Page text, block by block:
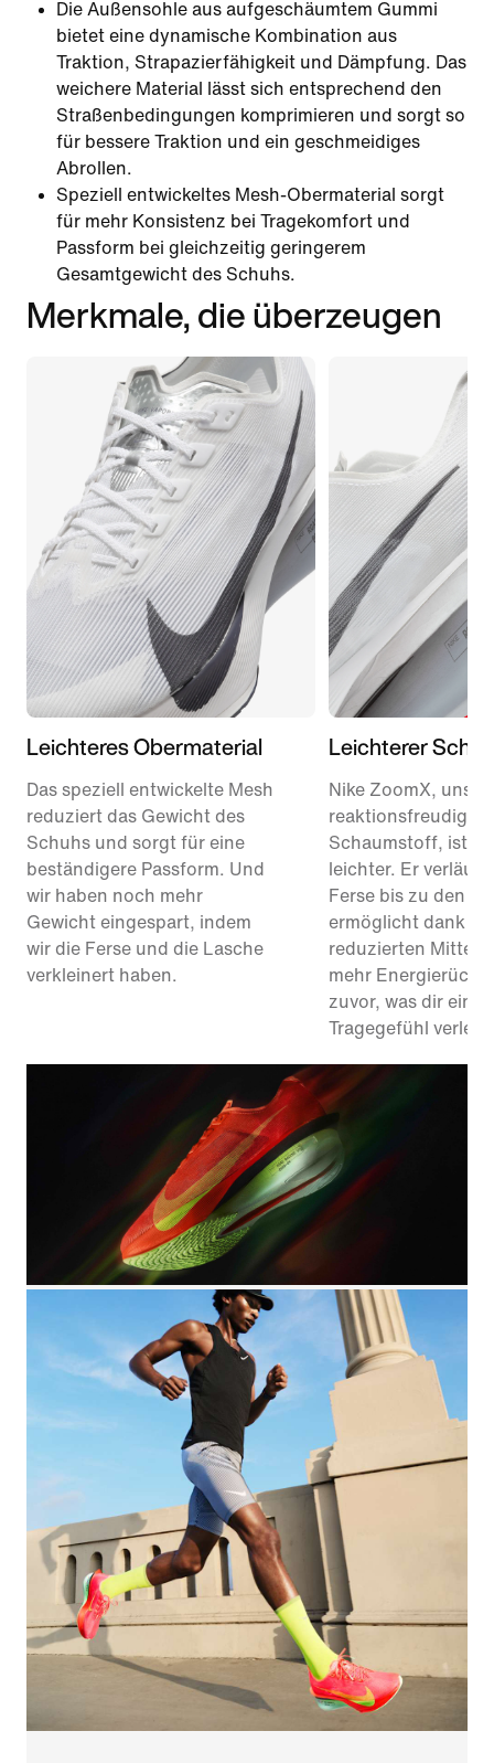
Die Außensohle aus aufgeschäumtem Gummi
bietet eine dynamische Kombination aus
Traktion, Strapazierfähigkeit und Dämpfung. Das
weichere Material lässt sich entsprechend den
Straßenbedingungen komprimieren und sorgt so
für bessere Traktion und ein geschmeidiges
Abrollen.
Speziell entwickeltes Mesh-Obermaterial sorgt
für mehr Konsistenz bei Tragekomfort und
Passform bei gleichzeitig geringerem
Gesamtgewicht des Schuhs.
Merkmale, die überzeugen
Leichteres Obermaterial
Das speziell entwickelte Mesh
reduziert das Gewicht des
Schuhs und sorgt für eine
beständigere Passform. Und
wir haben noch mehr
Gewicht eingespart, indem
wir die Ferse und die Lasche
verkleinert haben.
Leichterer
Nike ZoomX, unser
Schaumstoff, ist
leichter. Er verläuft
Ferse bis zu den
ermöglicht dank
reduzierten
mehr
zuvor, was dir ein
Tragegefühl